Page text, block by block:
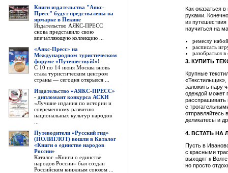
Книги издательства "Аякс-
Пресс" будут предствалены на
ярмарке в Пекине
Издательство АЯКС-ПРЕСС
снова представило свою
впечатляющую коллекцию ...
«Аякс-Пресс» на
Международном туристическом
форуме «Путешествуй!»!
С 10 по 14 июня Москва вновь
стала туристическим центром
страны — сегодня открылся ...
Издательство «АЯКС-ПРЕСС»
- дипломант конкурса АСКИ
«Лучшие издания по истории и
современному развитию
национальных культур народов
Путеводители «Русский гид»
(ПОЛИГЛОТ) вошли в Каталог
«Книги о единстве народов
России»
Каталог «Книги о единстве
народов России» был создан
Российским книжным союзом ...
Как оказаться
руками.
из
научиться на
ремеслу
расписать
разобраться
3. КУПИТЬ
Крупные
заложить пару
одеждой может
расспрашивать
с
отправляйтесь
деликатесы и
4. ВСТАТЬ
Пусть в
с красными
выходят к
но просто